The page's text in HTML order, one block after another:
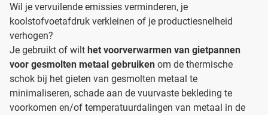
Wil je vervuilende emissies verminderen, je
koolstofvoetafdruk verkleinen of je productiesnelheid
verhogen?
Je gebruikt of wilt het voorverwarmen van gietpannen
voor gesmolten metaal gebruiken om de thermische
schok bij het gieten van gesmolten metaal te
minimaliseren, schade aan de vuurvaste bekleding te
voorkomen en/of temperatuurdalingen van metaal in de